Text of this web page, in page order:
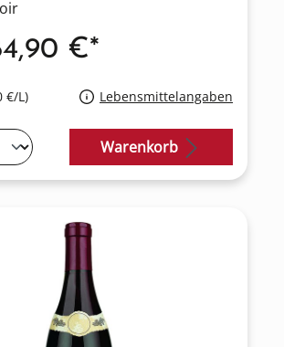
€/L) Lebensmittelangaben
€*
Warenkorb